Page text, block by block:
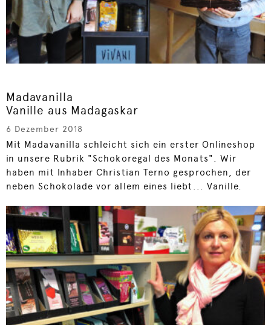
Madavanilla
Vanille aus Madagaskar
6 Dezember 2018
Mit Madavanilla schleicht sich ein erster Onlineshop
in unsere Rubrik "Schokoregal des Monats". Wir
haben mit Inhaber Christian Terno gesprochen, der
neben Schokolade vor allem eines liebt... Vanille.